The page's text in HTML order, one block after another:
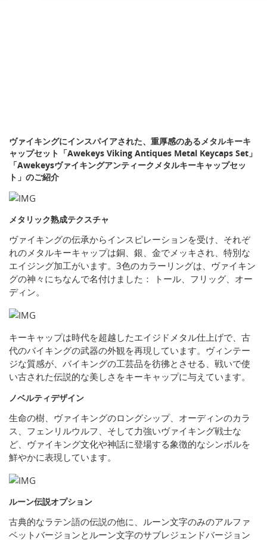
ヴァイキングにインスパイアされた、重厚感のあるメタルキーキ
ャップセット「Awekeys Viking Antiques Metal Keycaps Set」
「Awekeysヴァイキングアンティークメタルキーキャップセッ
ト」のご紹介
メタリック熟成テクスチャ
ヴァイキングの伝承からインスピレーションを受け、それぞ
れのメタルキーキャップは銅、銀、金でメッキされ、特別な
エイジング加工がいます。3色のカラーリングは、ヴァイキン
グの神々にちなんで名付けました： トール、フリッグ、オー
ディン。
キーキャップは時代を超越したエイジドメタル仕上げで、古
代のバイキングの武器の外観を再現しています。ヴィンテー
ジな質感が、バイキングの工芸品を彷彿とさせる、戦いで使
い古された伝説的な美しさをキーキャップに与えています。
ノベルティデザイン
生命の樹、ヴァイキングのロングシップ、オーディンのカラ
ス、フェンリルウルフ、そして力強いヴァイキング戦士な
ど、ヴァイキング文化や神話に登場する象徴的なシンボルを
鮮やかに表現しています。
ルーン伝説オプション
古典的なラテン語の伝説の他に、ルーン文字のみのアルファ
ベットバージョンとルーン文字のサブレジェンドバージョン